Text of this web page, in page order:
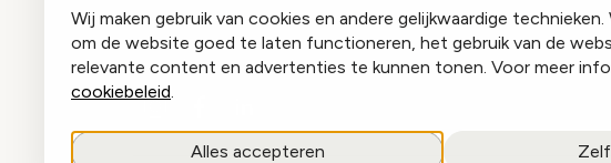
Wij maken gebruik van cookies en andere gelijkwaardige technieken.
om de website goed te laten functioneren, het gebruik van de
relevante content en advertenties te kunnen tonen. Voor meer
cookiebeleid.
Alles accepteren